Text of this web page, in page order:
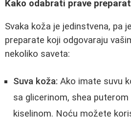
Kako odabrati prave
Svaka koža je jedinstvena, pa
preparate koji odgovaraju
nekoliko saveta:
Suva koža: Ako imate suvu
sa glicerinom, shea
kiselinom. Noću možete